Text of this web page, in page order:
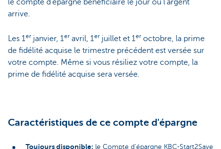
le compte d'épargne bénéficiaire le jour où l'argent
arrive.
Les 1er janvier, 1er avril, 1er juillet et 1er octobre, la prime
de fidélité acquise le trimestre précédent est versée sur
votre compte. Même si vous résiliez votre compte, la
prime de fidélité acquise sera versée.
Caractéristiques de ce compte d'épargne
Toujours disponible: le Compte d’épargne KBC-Start2Save